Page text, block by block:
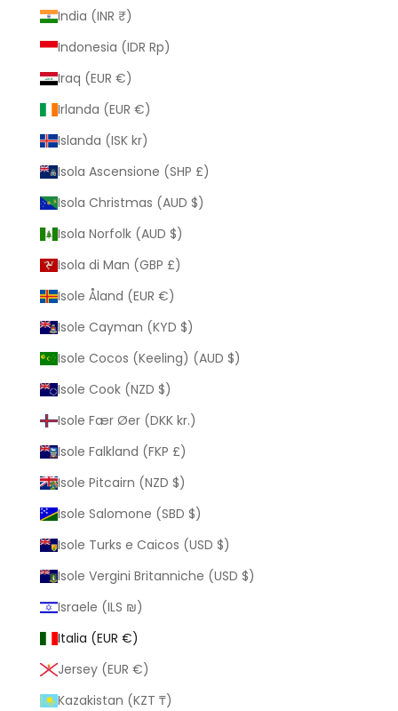
India (INR ₹)
Indonesia (IDR Rp)
Iraq (EUR €)
Irlanda (EUR €)
Islanda (ISK kr)
Isola Ascensione (SHP £)
Isola Christmas (AUD $)
Isola Norfolk (AUD $)
Isola di Man (GBP £)
Isole Åland (EUR €)
Isole Cayman (KYD $)
Isole Cocos (Keeling) (AUD $)
Isole Cook (NZD $)
Isole Fær Øer (DKK kr.)
Isole Falkland (FKP £)
Isole Pitcairn (NZD $)
Isole Salomone (SBD $)
Isole Turks e Caicos (USD $)
Isole Vergini Britanniche (USD $)
Israele (ILS ₪)
Italia (EUR €)
Jersey (EUR €)
Kazakistan (KZT ₸)